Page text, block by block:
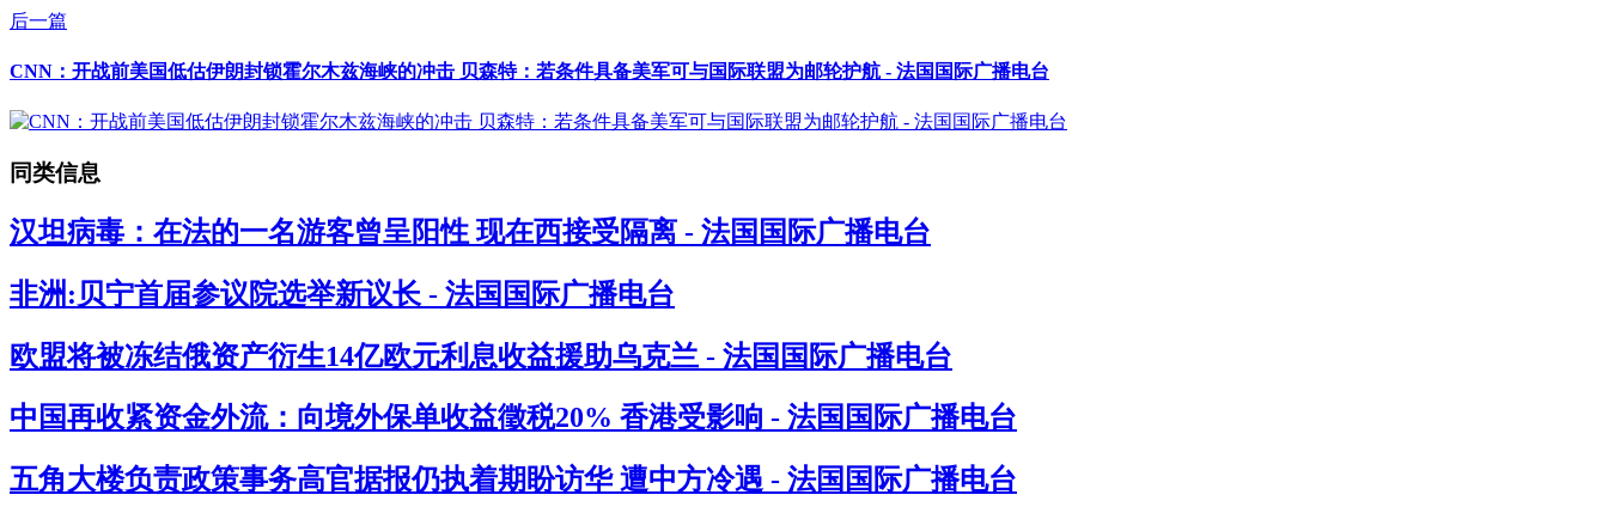
后一篇
CNN：开战前美国低估伊朗封锁霍尔木兹海峡的冲击 贝森特：若条件具备美军可与国际联盟为邮轮护航 - 法国国际广播电台
同类信息
汉坦病毒：在法的一名游客曾呈阳性 现在西接受隔离 - 法国国际广播电台
非洲:贝宁首届参议院选举新议长 - 法国国际广播电台
欧盟将被冻结俄资产衍生14亿欧元利息收益援助乌克兰 - 法国国际广播电台
中国再收紧资金外流：向境外保单收益徵税20% 香港受影响 - 法国国际广播电台
五角大楼负责政策事务高官据报仍执着期盼访华 遭中方冷遇 - 法国国际广播电台